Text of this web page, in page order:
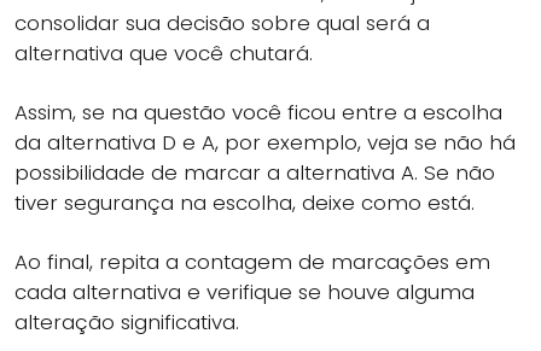
consolidar sua decisão sobre qual será a
alternativa que você chutará.
Assim, se na questão você ficou entre a escolha
da alternativa D e A, por exemplo, veja se não há
possibilidade de marcar a alternativa A. Se não
tiver segurança na escolha, deixe como está.
Ao final, repita a contagem de marcações em
cada alternativa e verifique se houve alguma
alteração significativa.